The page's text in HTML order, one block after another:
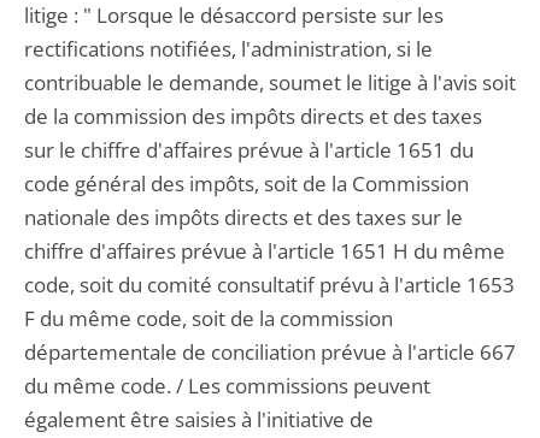
litige : " Lorsque le désaccord persiste sur les
rectifications notifiées, l'administration, si le
contribuable le demande, soumet le litige à l'avis soit
de la commission des impôts directs et des taxes
sur le chiffre d'affaires prévue à l'article 1651 du
code général des impôts, soit de la Commission
nationale des impôts directs et des taxes sur le
chiffre d'affaires prévue à l'article 1651 H du même
code, soit du comité consultatif prévu à l'article 1653
F du même code, soit de la commission
départementale de conciliation prévue à l'article 667
du même code. / Les commissions peuvent
également être saisies à l'initiative de